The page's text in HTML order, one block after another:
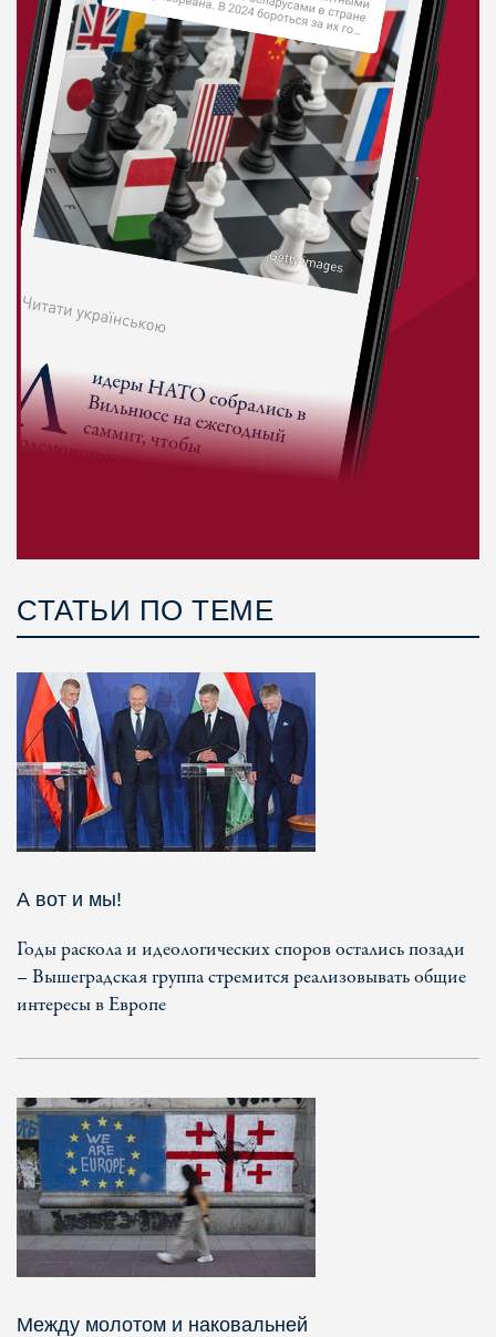
СТАТЬИ ПО ТЕМЕ
А вот и мы!
Годы раскола и идеологических споров остались позади
– Вышеградская группа стремится реализовывать общие
интересы в Европе
Между молотом и наковальней